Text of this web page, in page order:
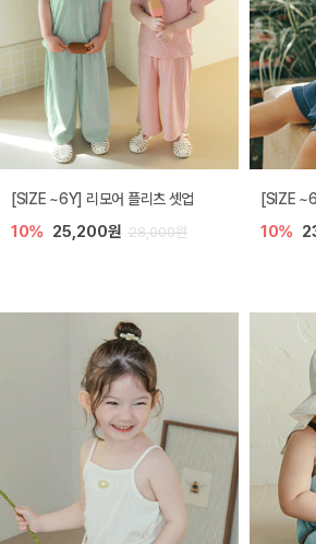
[SIZE ~6Y] 리모어 플리츠 셋업
10% 25,200원 28,000원
[SIZE
10%